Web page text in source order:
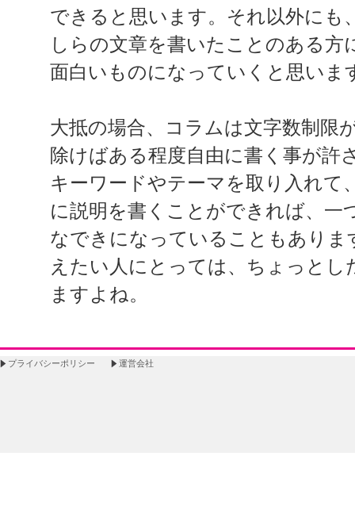
できると思います。それ以外にも
しらの文章を書いたことのある方
面白いものになっていくと思いま
大抵の場合、コラムは文字数制限
除けばある程度自由に書く事が許
キーワードやテーマを取り入れて
に説明を書くことができれば、一
なできになっていることもありま
えたい人にとっては、ちょっとし
ますよね。
プライバシーポリシー 運営会社